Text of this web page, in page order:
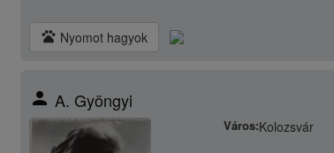
pets Nyomot hagyok
person A. Gyöngyi
Város:Kolozsvár